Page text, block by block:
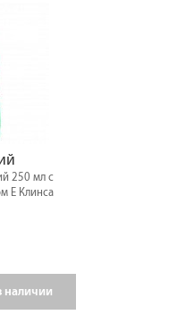
250 мл с
Е Клинса
наличии